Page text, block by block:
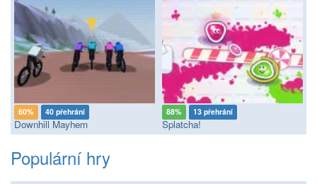
60% 40 přehrání
Downhill Mayhem
88% 13 přehrání
Splatcha!
Populární hry